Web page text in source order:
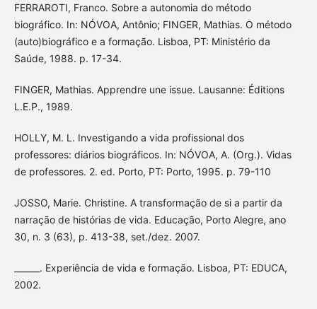
FERRAROTI, Franco. Sobre a autonomia do método
biográfico. In: NÓVOA, Antônio; FINGER, Mathias. O método
(auto)biográfico e a formação. Lisboa, PT: Ministério da
Saúde, 1988. p. 17-34.
FINGER, Mathias. Apprendre une issue. Lausanne: Éditions
L.E.P., 1989.
HOLLY, M. L. Investigando a vida profissional dos
professores: diários biográficos. In: NÓVOA, A. (Org.). Vidas
de professores. 2. ed. Porto, PT: Porto, 1995. p. 79-110
JOSSO, Marie. Christine. A transformação de si a partir da
narração de histórias de vida. Educação, Porto Alegre, ano
30, n. 3 (63), p. 413-38, set./dez. 2007.
______. Experiência de vida e formação. Lisboa, PT: EDUCA,
2002.